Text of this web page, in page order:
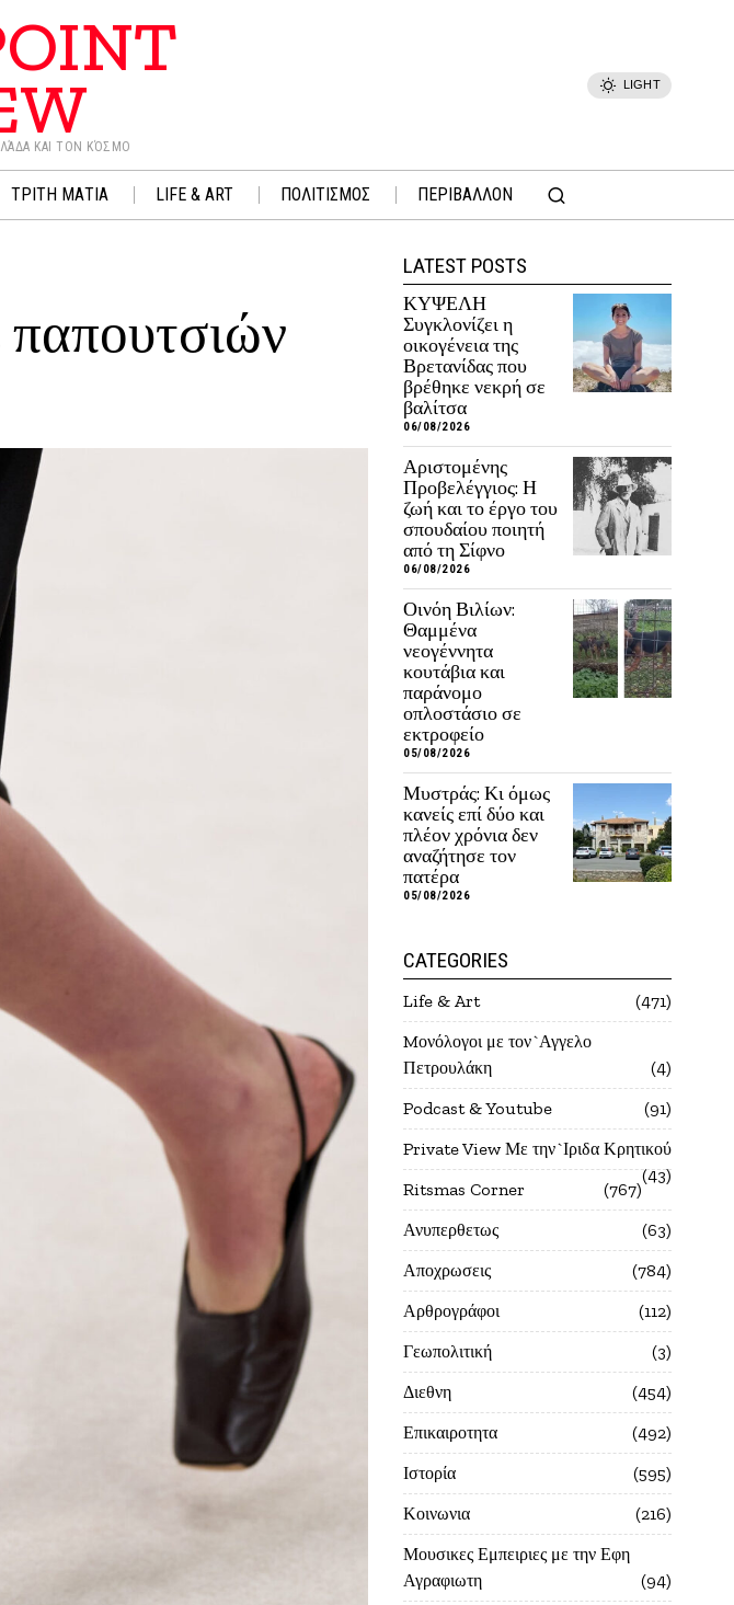
ΚΑΙ ΤΟΝ ΚΌΣΜΟ
LIGHT
ΤΡΙΤΗ ΜΑΤΙΑ LIFE & ART ΠΟΛΙΤΙΣΜΟΣ ΠΕΡΙΒΑΛΛΟΝ
LATEST POSTS
ΚΥΨΕΛΗ
Συγκλονίζει η
οικογένεια της
Βρετανίδας που
βρέθηκε νεκρή σε
βαλίτσα
06/08/2026
Αριστομένης
Προβελέγγιος: Η
ζωή και το έργο του
σπουδαίου ποιητή
από τη Σίφνο
06/08/2026
Οινόη Βιλίων:
Θαμμένα
νεογέννητα
κουτάβια και
παράνομο
οπλοστάσιο σε
εκτροφείο
05/08/2026
Μυστράς: Κι όμως
κανείς επί δύο και
πλέον χρόνια δεν
αναζήτησε τον
πατέρα
05/08/2026
CATEGORIES
Life & Art
471
Mονόλογοι με τον`Αγγελο
Πετρουλάκη
4
Podcast & Youtube
91
Private View Με την`Ιριδα Κρητικού
43
Ritsmas Corner
767
Ανυπερθετως
63
Αποχρωσεις
784
Αρθρογράφοι
112
Γεωπολιτική
3
Διεθνη
454
Επικαιροτητα
492
Ιστορία
595
Κοινωνια
216
Μουσικες Εμπειριες με την Εφη
Αγραφιωτη
94